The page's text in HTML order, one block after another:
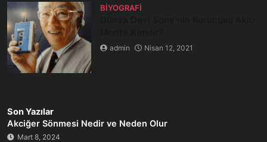
BIYOGRAFI
admin Nisan 12, 2021
Son Yazılar
Akciğer Sönmesi Nedir ve Neden Olur
Mart 8, 2024